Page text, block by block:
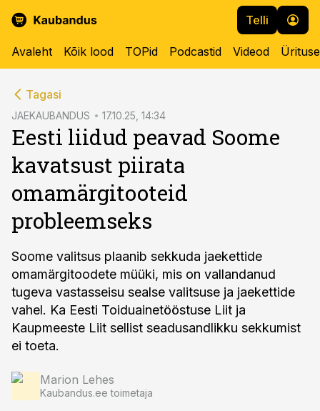
Telli
Avaleht Kõik lood TOPid Podcastid Videod
Tagasi
JAEKAUBANDUS 17.10.25, 14:34
Eesti liidud peavad Soome
kavatsust piirata
omamärgitooteid
probleemseks
Soome valitsus plaanib sekkuda jaekettide
omamärgitoodete müüki, mis on vallandanud
tugeva vastasseisu sealse valitsuse ja jaekettide
vahel. Ka Eesti Toiduainetööstuse Liit ja
Kaupmeeste Liit sellist seadusandlikku sekkumist
ei toeta.
Marion Lehes
Kaubandus.ee toimetaja